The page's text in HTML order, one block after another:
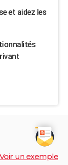
et aidez les
Voir un exemple